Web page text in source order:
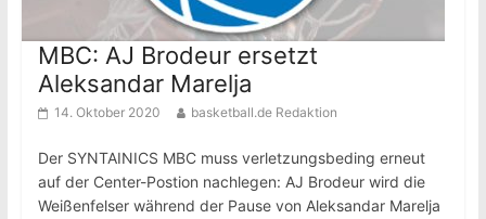
MBC: AJ Brodeur ersetzt
Aleksandar Marelja
14. Oktober 2020 basketball.de Redaktion
Der SYNTAINICS MBC muss verletzungsbeding erneut
auf der Center-Postion nachlegen: AJ Brodeur wird die
Weißenfelser während der Pause von Aleksandar Marelja